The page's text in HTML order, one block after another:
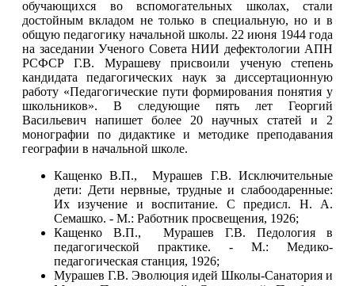
обучающихся во вспомогательных школах, стали
достойным вкладом не только в специальную, но и в
общую педагогику начальной школы. 22 июня 1944 года
на заседании Ученого Совета НИИ дефектологии АПН
РСФСР Г.В. Мурашеву присвоили ученую степень
кандидата педагогических наук за диссертационную
работу «Педагогические пути формирования понятия у
школьников». В следующие пять лет Георгий
Васильевич напишет более 20 научных статей и 2
монографии по дидактике и методике преподавания
географии в начальной школе.
Кащенко В.П., Мурашев Г.В. Исключительные
дети: Дети нервные, трудные и слабоодаренные:
Их изучение и воспитание. С предисл. Н. А.
Семашко. - М.: Работник просвещения, 1926;
Кащенко В.П., Мурашев Г.В. Педология в
педагогической практике. - М.: Медико-
педагогическая станция, 1926;
Мурашев Г.В. Эволюция идей Школы-Санатория и